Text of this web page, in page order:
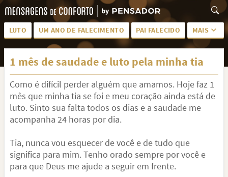
LUTO UM ANO DE FALECIMENTO PAI FALECIDO MAIS
LUTO PARA AMIGA PALAVRAS
PÊSAMES PARA AMIGA DESCANSE EM PAZ
MEUS SENTIMENTOS PÊSAMES PARA AMIGO
FRASES DE LUTO PARA AMIGO
TODAS AS CATEGORIAS
1 mês de saudade e luto pela minha tia
Como é difícil perder alguém que amamos. Hoje faz 1
mês que minha tia se foi e meu coração ainda está de
luto. Sinto sua falta todos os dias e a saudade me
acompanha 24 horas por dia.
Tia, nunca vou esquecer de você e de tudo que
significa para mim. Tenho orado sempre por você e
para que Deus me ajude a seguir em frente.